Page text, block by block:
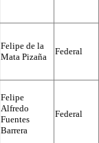
Felipe de la
Mata Pizaña
Federal
Felipe
Alfredo
Fuentes
Barrera
Federal